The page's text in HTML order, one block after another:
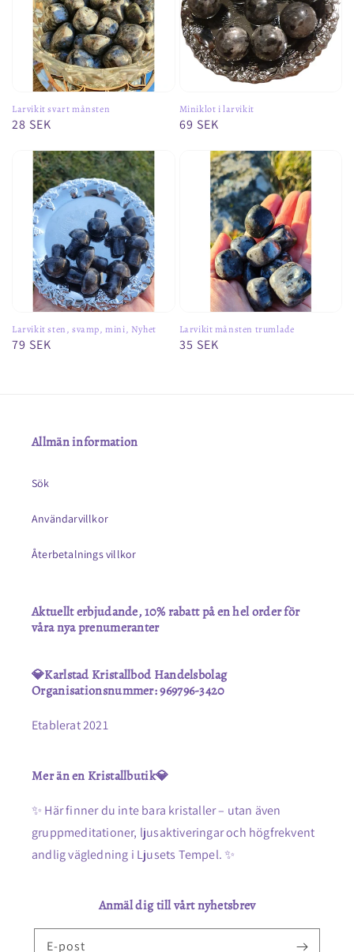
Larvikit svart månsten
Ordinarie
28 SEK
Miniklot i larvikit
Ordinarie
69 SEK
Larvikit sten, svamp, mini, Nyhet
Ordinarie
79 SEK
Larvikit månsten trumlade
Ordinarie
35 SEK
Allmän information
Sök
Användarvillkor
Återbetalnings villkor
Aktuellt erbjudande, 10% rabatt på en hel order för
våra nya prenumeranter
💎Karlstad Kristallbod Handelsbolag
Organisationsnummer: 969796-3420
Etablerat 2021
Mer än en Kristallbutik💎
✨ Här finner du inte bara kristaller – utan även
gruppmeditationer, ljusaktiveringar och högfrekvent
andlig vägledning i Ljusets Tempel. ✨
Anmäl dig till vårt nyhetsbrev
E-post